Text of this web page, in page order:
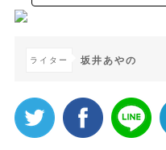
ライター 坂井あやの